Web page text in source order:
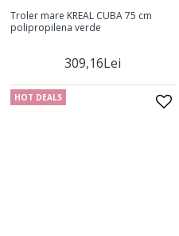
Troler mare KREAL CUBA 75 cm
polipropilena verde
309,16Lei
HOT DEALS